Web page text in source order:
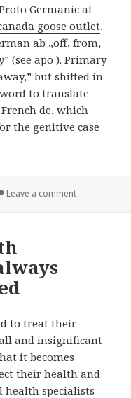
Germanic af
goose outlet,
ab „off, from,
(see apo ). Primary
but shifted in
to translate
de, which
the genitive case
Leave a comment
to treat their
and insignificant
it becomes
their health and
health specialists